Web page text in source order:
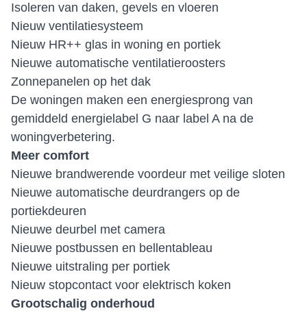
Isoleren van daken, gevels en vloeren
Nieuw ventilatiesysteem
Nieuw HR++ glas in woning en portiek
Nieuwe automatische ventilatieroosters
Zonnepanelen op het dak
De woningen maken een energiesprong van
gemiddeld energielabel G naar label A na de
woningverbetering.
Meer comfort
Nieuwe brandwerende voordeur met veilige sloten
Nieuwe automatische deurdrangers op de
portiekdeuren
Nieuwe deurbel met camera
Nieuwe postbussen en bellentableau
Nieuwe uitstraling per portiek
Nieuw stopcontact voor elektrisch koken
Grootschalig onderhoud